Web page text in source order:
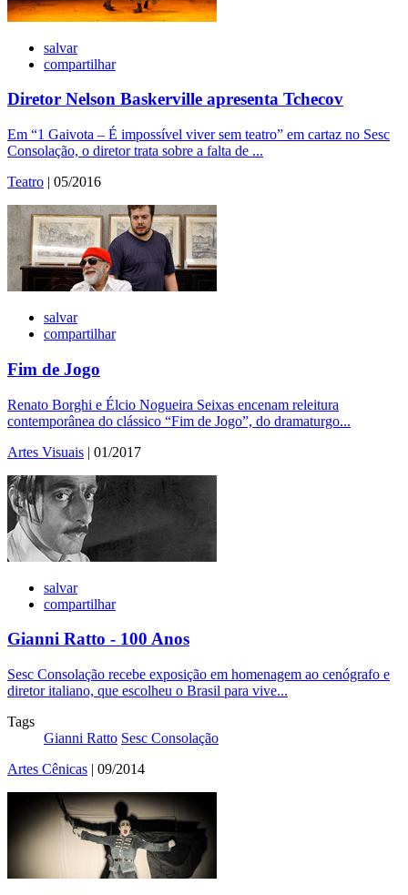
salvar
compartilhar
Diretor Nelson Baskerville apresenta Tchecov
Em “1 Gaivota – É impossível viver sem teatro” em cartaz no Sesc
Consolação, o diretor trata sobre a falta de ...
Teatro | 05/2016
salvar
compartilhar
Fim de Jogo
Renato Borghi e Élcio Nogueira Seixas encenam releitura
contemporânea do clássico “Fim de Jogo”, do dramaturgo...
Artes Visuais | 01/2017
salvar
compartilhar
Gianni Ratto - 100 Anos
Sesc Consolação recebe exposição em homenagem ao cenógrafo e
diretor italiano, que escolheu o Brasil para vive...
Tags
Gianni Ratto Sesc Consolação
Artes Cênicas | 09/2014